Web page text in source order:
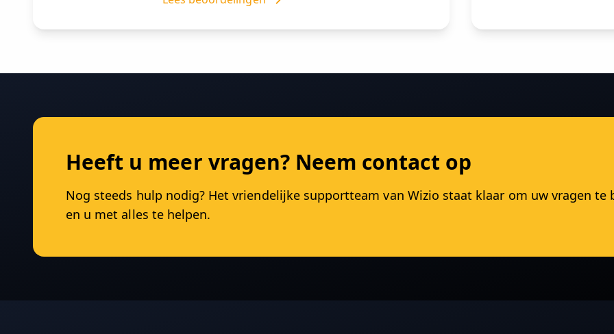
Heeft u meer vragen? Neem contact op
Nog steeds hulp nodig? Het vriendelijke supportteam van Wizio staat klaar om uw vragen te
en u met alles te helpen.